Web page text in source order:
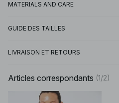
MATERIALS AND CARE
GUIDE DES TAILLES
LIVRAISON ET RETOURS
Articles correspondants (1/2)